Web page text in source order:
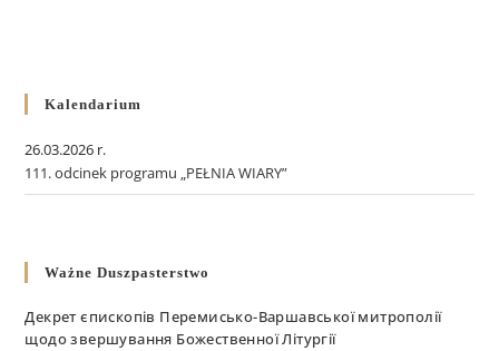
Kalendarium
26.03.2026 r.
111. odcinek programu „PEŁNIA WIARY”
Ważne Duszpasterstwo
Декрет єпископів Перемисько-Варшавської митрополії
щодо звершування Божественної Літургії